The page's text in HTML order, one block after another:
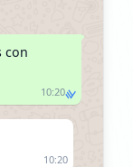
con
10:20
10:20